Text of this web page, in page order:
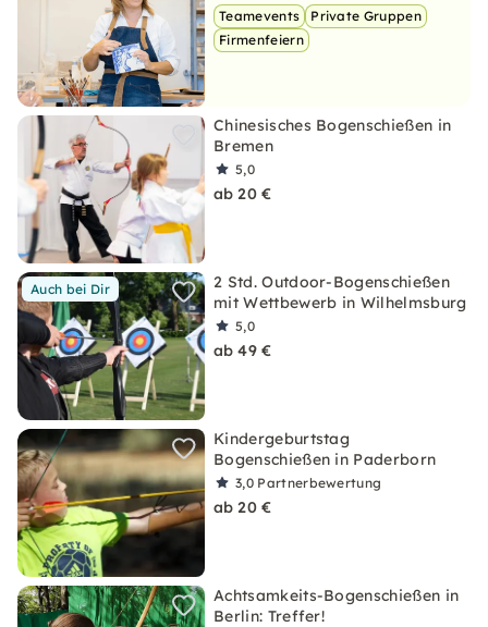
Teamevents
Private Gruppen
Firmenfeiern
Chinesisches Bogenschießen in
Bremen
5,0
ab 20 €
Auch bei Dir
2 Std. Outdoor-Bogenschießen
mit Wettbewerb in Wilhelmsburg
5,0
ab 49 €
Kindergeburtstag
Bogenschießen in Paderborn
3,0 Partnerbewertung
ab 20 €
Achtsamkeits-Bogenschießen in
Berlin: Treffer!